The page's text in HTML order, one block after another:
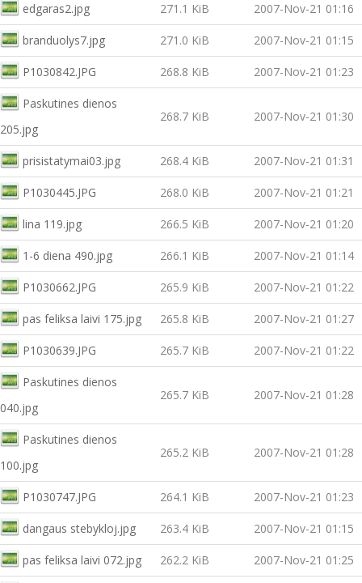
edgaras2.jpg 271.1 KiB 2007-Nov-21 01:16
branduolys7.jpg 271.0 KiB 2007-Nov-21 01:15
P1030842.JPG 268.8 KiB 2007-Nov-21 01:23
Paskutines dienos
205.jpg
268.7 KiB 2007-Nov-21 01:30
prisistatymai03.jpg 268.4 KiB 2007-Nov-21 01:31
P1030445.JPG 268.0 KiB 2007-Nov-21 01:21
lina 119.jpg 266.5 KiB 2007-Nov-21 01:20
1-6 diena 490.jpg 266.1 KiB 2007-Nov-21 01:14
P1030662.JPG 265.9 KiB 2007-Nov-21 01:22
pas feliksa laivi 175.jpg 265.8 KiB 2007-Nov-21 01:27
P1030639.JPG 265.7 KiB 2007-Nov-21 01:22
Paskutines dienos
040.jpg
265.7 KiB 2007-Nov-21 01:28
Paskutines dienos
100.jpg
265.2 KiB 2007-Nov-21 01:28
P1030747.JPG 264.1 KiB 2007-Nov-21 01:23
dangaus stebykloj.jpg 263.4 KiB 2007-Nov-21 01:15
pas feliksa laivi 072.jpg 262.2 KiB 2007-Nov-21 01:25